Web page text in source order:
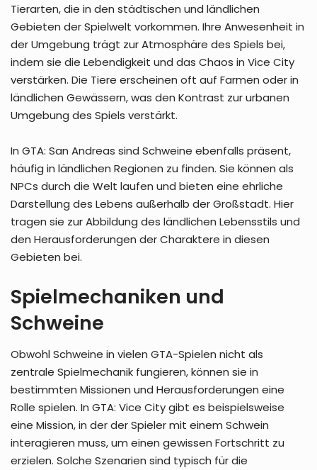
Tierarten, die in den städtischen und ländlichen
Gebieten der Spielwelt vorkommen. Ihre Anwesenheit in
der Umgebung trägt zur Atmosphäre des Spiels bei,
indem sie die Lebendigkeit und das Chaos in Vice City
verstärken. Die Tiere erscheinen oft auf Farmen oder in
ländlichen Gewässern, was den Kontrast zur urbanen
Umgebung des Spiels verstärkt.
In GTA: San Andreas sind Schweine ebenfalls präsent,
häufig in ländlichen Regionen zu finden. Sie können als
NPCs durch die Welt laufen und bieten eine ehrliche
Darstellung des Lebens außerhalb der Großstadt. Hier
tragen sie zur Abbildung des ländlichen Lebensstils und
den Herausforderungen der Charaktere in diesen
Gebieten bei.
Spielmechaniken und
Schweine
Obwohl Schweine in vielen GTA-Spielen nicht als
zentrale Spielmechanik fungieren, können sie in
bestimmten Missionen und Herausforderungen eine
Rolle spielen. In GTA: Vice City gibt es beispielsweise
eine Mission, in der der Spieler mit einem Schwein
interagieren muss, um einen gewissen Fortschritt zu
erzielen. Solche Szenarien sind typisch für die